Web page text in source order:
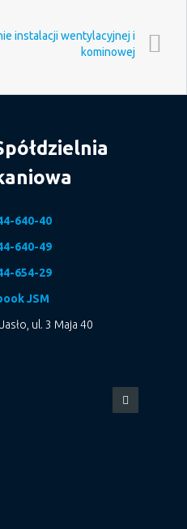
instalacji wentylacyjnej i
kominowej
640-40
640-49
654-29
JSM
ul. 3 Maja 40